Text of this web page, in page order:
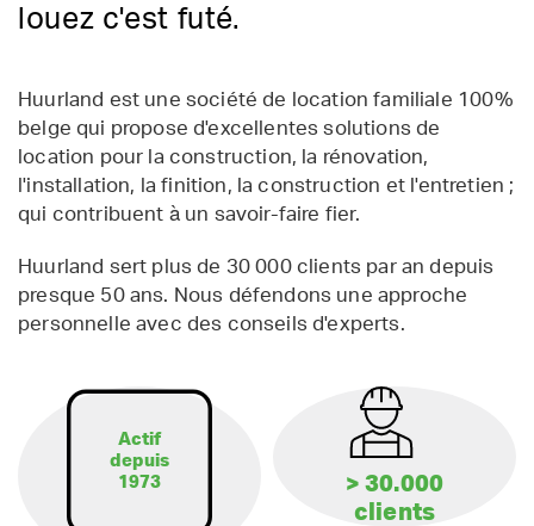
louez c'est futé.
Huurland est une société de location familiale 100%
belge qui propose d'excellentes solutions de
location pour la construction, la rénovation,
l'installation, la finition, la construction et l'entretien ;
qui contribuent à un savoir-faire fier.
Huurland sert plus de 30 000 clients par an depuis
presque 50 ans. Nous défendons une approche
personnelle avec des conseils d'experts.
Actif
depuis
1973
> 30.000
clients